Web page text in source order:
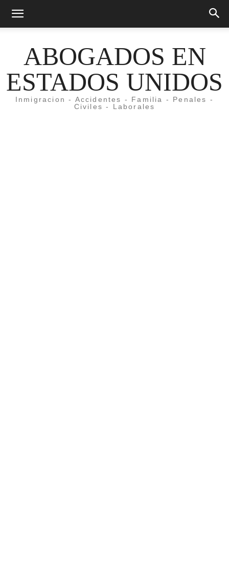
ABOGADOS EN
ESTADOS UNIDOS
Inmigracion - Accidentes - Familia - Penales -
Civiles - Laborales